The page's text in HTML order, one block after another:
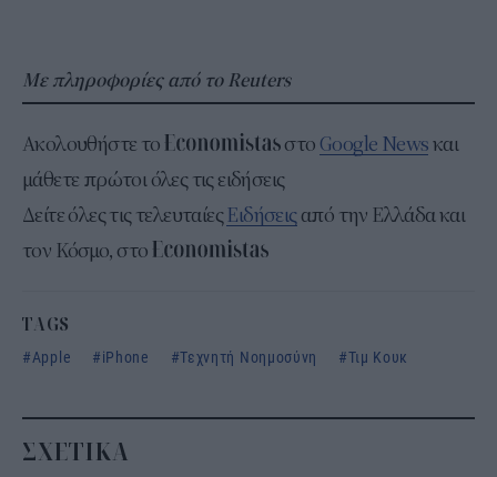
Με πληροφορίες από το Reuters
Ακολουθήστε το στο Google Newsκαι
μάθετε πρώτοι όλες τις ειδήσεις
Δείτε όλες τις τελευταίεςΕιδήσειςαπό την Ελλάδα και
τον Κόσμο, στο
TAGS
Apple
iPhone Τεχνητή Νοημοσύνη Τιμ Κουκ
ΣΧΕΤΙΚΑ